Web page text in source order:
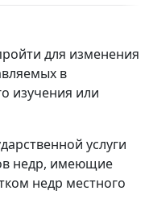
для изменения
в
изучения или
услуги
недр, имеющие
недр местного